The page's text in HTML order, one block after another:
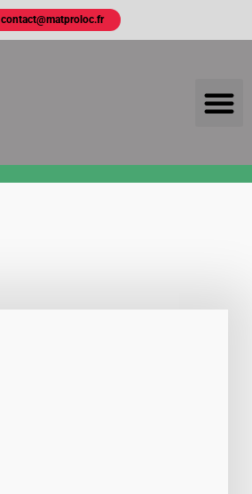
contact@matproloc.fr